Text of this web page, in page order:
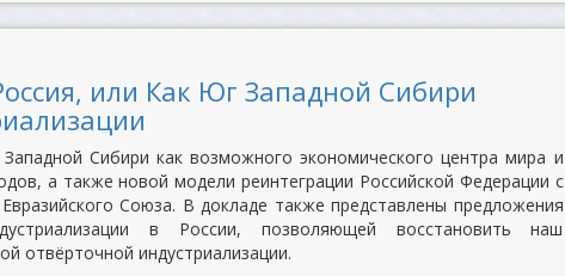
или Как Юг Западной Сибири
Сибири как возможного экономического центра мира и
а также новой модели реинтеграции Российской Федерации с
Союза. В докладе также представлены предложения
в России, позволяющей восстановить наш
отвёрточной индустриализации.